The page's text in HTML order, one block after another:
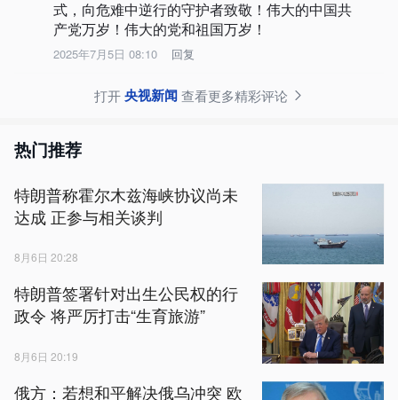
式，向危难中逆行的守护者致敬！伟大的中国共
产党万岁！伟大的党和祖国万岁！
2025年7月5日 08:10 回复
打开央视新闻查看更多精彩评论
热门推荐
特朗普称霍尔木兹海峡协议尚未
达成 正参与相关谈判
8月6日 20:28
特朗普签署针对出生公民权的行
政令 将严厉打击“生育旅游”
8月6日 20:19
俄方：若想和平解决俄乌冲突 欧